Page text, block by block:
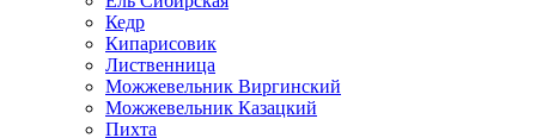
Кедр
Кипарисовик
Лиственница
Можжевельник Виргинский
Можжевельник Казацкий
Пихта